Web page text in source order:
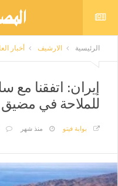
الرئيسية الارشيف أخبار
إيران: اتفقنا مع
للملاحة في
بوابة فيتو منذ شهر